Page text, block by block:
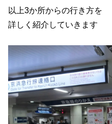
以上3か所からの行き方を
詳しく紹介していきます